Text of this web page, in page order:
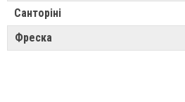
Санторіні
Фреска